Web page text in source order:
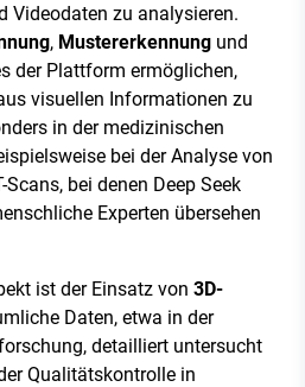
Videodaten zu analysieren.
, Mustererkennung und
der Plattform ermöglichen,
visuellen Informationen zu
in der medizinischen
bei der Analyse von
bei denen Deep Seek
Experten übersehen
ist der Einsatz von 3D-
Daten, etwa in der
detailliert untersucht
Qualitätskontrolle in